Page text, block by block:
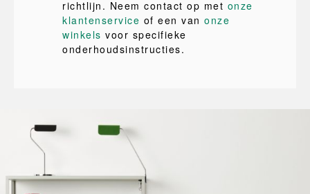
richtlijn. Neem contact op met onze
klantenservice of een van onze
winkels voor specifieke
onderhoudsinstructies.